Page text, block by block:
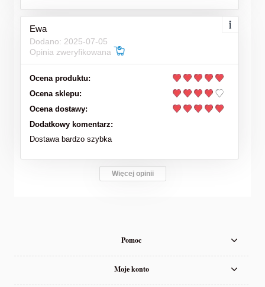
Ewa
Dodano: 2025-07-05
Opinia zweryfikowana
Ocena produktu:
Ocena sklepu:
Ocena dostawy:
Dodatkowy komentarz:
Dostawa bardzo szybka
Więcej opinii
Pomoc
Moje konto